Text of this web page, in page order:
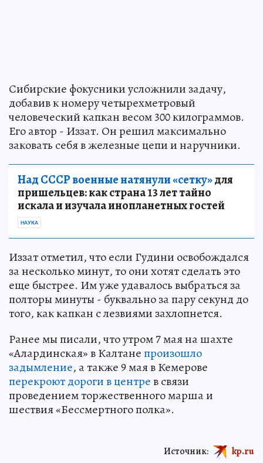
Сибирские фокусники усложнили задачу,
добавив к номеру четырехметровый
человеческий капкан весом 300 килограммов.
Его автор - Иззат. Он решил максимально
заковать себя в железные цепи и наручники.
Над СССР военные натянули «сетку»для
пришельцев: как страна 13 лет тайно
искала и изучала инопланетных гостей
НАУКА
Иззат отметил, что если Гудини освобождался
за несколько минут, то они хотят сделать это
еще быстрее. Им уже удавалось выбраться за
полторы минуты - буквально за пару секунд до
того, как капкан с лезвиями захлопнется.
Ранее мы писали, что утром 7 мая на шахте
«Алардинская» в Калтанепроизошло
задымление, а также 9 мая в Кемерове
перекроют дороги в центрев связи
проведением торжественного марша и
шествия «Бессмертного полка».
Источник: kp.ru